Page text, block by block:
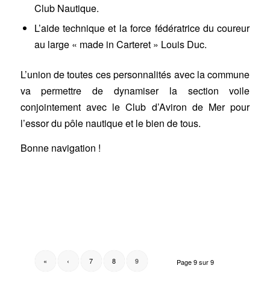
Club Nautique.
L’aide technique et la force fédératrice du coureur
au large « made in Carteret » Louis Duc.
L’union de toutes ces personnalités avec la commune
va permettre de dynamiser la section voile
conjointement avec le Club d’Aviron de Mer pour
l’essor du pôle nautique et le bien de tous.
Bonne navigation !
Page 9 sur 9
« ‹ 7 8 9